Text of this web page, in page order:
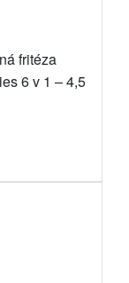
fritéza
6 v 1 – 4,5